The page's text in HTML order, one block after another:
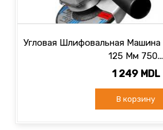
Угловая Шлифовальная Машина
125 Мм 750...
1 249 MDL
В корзину